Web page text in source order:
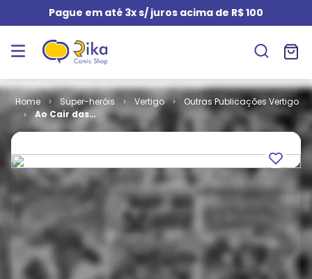
Pague em até 3x s/ juros acima de R$ 100
Super-heróis Vertigo
Outras Publicações Vertigo
Ao Cair das
Sombras # 5